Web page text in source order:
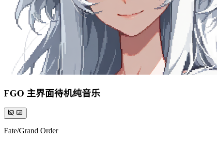
FGO 主界面待机纯音乐
Fate/Grand Order